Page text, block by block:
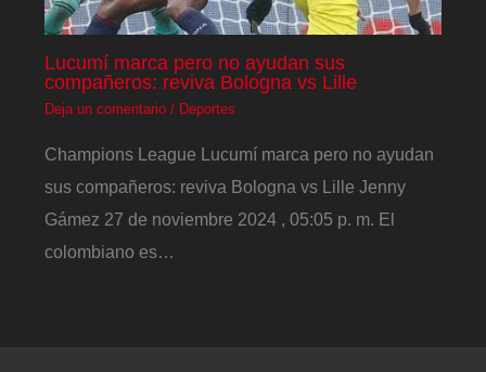
Lucumí marca pero no ayudan sus
compañeros: reviva Bologna vs Lille
Deja un comentario / Deportes
Champions League Lucumí marca pero no ayudan
sus compañeros: reviva Bologna vs Lille Jenny
Gámez 27 de noviembre 2024 , 05:05 p. m. El
colombiano es…